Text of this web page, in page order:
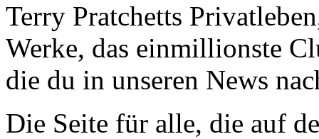
Terry Pratchetts
Werke, das einmillionste
die du in unseren News
Die Seite für alle, die auf